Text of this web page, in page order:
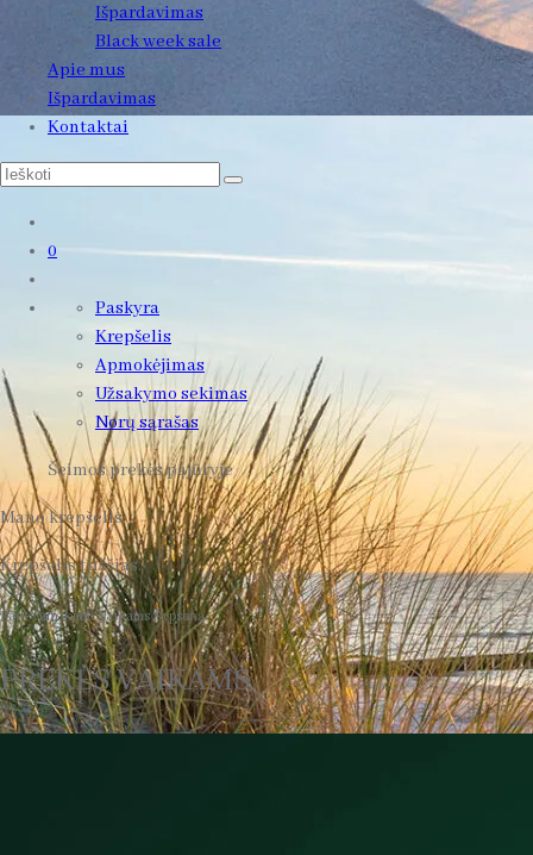
Išpardavimas
Black week sale
Apie mus
Išpardavimas
Kontaktai
0
Paskyra
Krepšelis
Apmokėjimas
Užsakymo sekimas
Norų sąrašas
Šeimos prekės pajūryje
Mano krepšelis
Krepšelis tuščias.
Padovanokime Vaikams Šypseną
PREKĖS VAIKAMS